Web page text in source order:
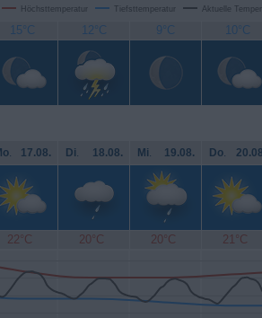
Höchsttemperatur Tiefsttemperatur Aktuelle
15°C 12°C 9°C 10°C
. 17.08. Di. 18.08. Mi. 19.08. Do.
22°C 20°C 20°C 21°C